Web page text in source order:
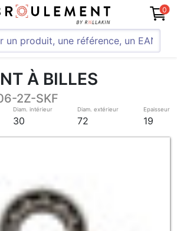
0
À BILLES
2Z-SKF
Diam. intérieur
30
Diam. extérieur
72
Epaisseur
19